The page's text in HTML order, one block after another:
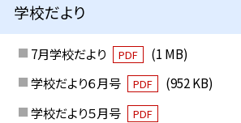
学校だより
7月学校だより PDF
(1 MB)
学校だより６月号
PDF
(952 KB)
学校だより５月号
PDF